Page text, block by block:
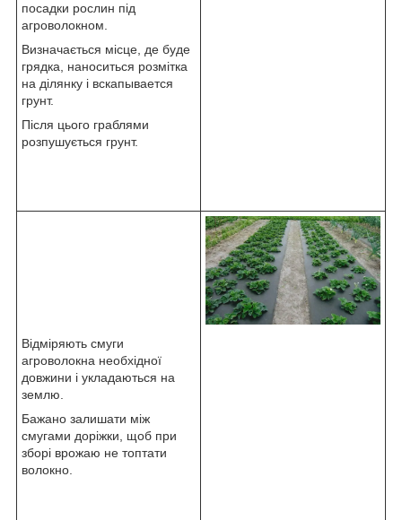
посадки рослин під
агроволокном.
Визначається місце, де буде
грядка, наноситься розмітка
на ділянку і вскапывается
грунт.
Після цього граблями
розпушується грунт.
Відміряють смуги
агроволокна необхідної
довжини і укладаються на
землю.
Бажано залишати між
смугами доріжки, щоб при
зборі врожаю не топтати
волокно.